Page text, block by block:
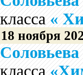
класса«
18 ноября
класса